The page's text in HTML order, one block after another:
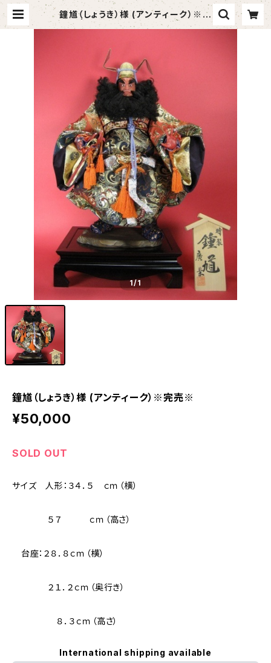
鐘馗（しょうき）様 (アンティーク）※完
売※ | 浅草仲見世 模擬刀・踊り小道
1/1
鐘馗（しょうき）様 (アンティーク）※完売※
¥50,000
SOLD OUT
サイズ 人形：３４．５ ｃｍ（横）
５７ ｃｍ（高さ）
台座：２８．８ｃｍ（横）
２１．２ｃｍ（奥行き）
８．３ｃｍ（高さ）
International shipping available